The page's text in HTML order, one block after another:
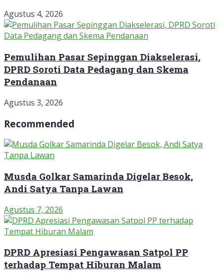
Agustus 4, 2026
Pemulihan Pasar Sepinggan Diakselerasi,
DPRD Soroti Data Pedagang dan Skema
Pendanaan
Agustus 3, 2026
Recommended
Musda Golkar Samarinda Digelar Besok,
Andi Satya Tanpa Lawan
Agustus 7, 2026
DPRD Apresiasi Pengawasan Satpol PP
terhadap Tempat Hiburan Malam